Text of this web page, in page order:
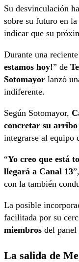
Su desvinculación
sobre su futuro en
indicar que su
Durante una
estamos hoy!” de
Sotomayor lanzó
indiferente.
Según Sotomayor,
concretar su arribo
integrarse al equipo
“Yo creo que está
llegará a Canal 13
con la también
La posible
facilitada por su
miembros del panel
La salida de